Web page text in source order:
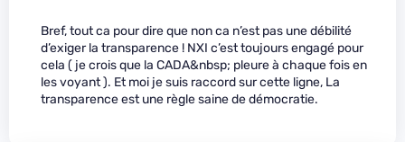
Bref, tout ca pour dire que non ca n’est pas une débilité
d’exiger la transparence ! NXI c’est toujours engagé pour
cela ( je crois que la CADA&nbsp; pleure à chaque fois en
les voyant ). Et moi je suis raccord sur cette ligne, La
transparence est une règle saine de démocratie.